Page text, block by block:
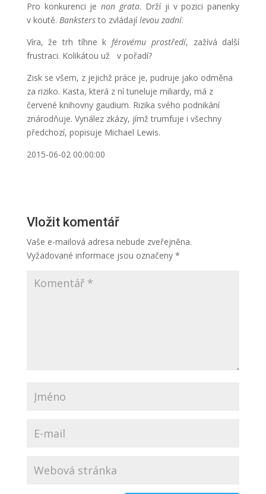
Pro konkurenci jenon grata. Drží ji v pozici panenky
v koutě. Bankstersto zvládajílevou zadní.
Víra, že trh tíhne kférovému prostředí, zažívá další
frustraci. Kolikátou už v pořadí?
Zisk se všem, z jejichž práce je, pudruje jako odměna
za riziko. Kasta, která z ní tuneluje miliardy, má z
červené knihovny gaudium. Rizika svého podnikání
znárodňuje. Vynález zkázy, jímž trumfuje i všechny
předchozí, popisuje Michael Lewis.
2015-06-02 00:00:00
Vložit komentář
Vaše e-mailová adresa nebude zveřejněna.
Vyžadované informace jsou označeny *